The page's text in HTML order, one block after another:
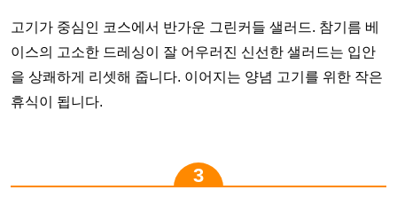
고기가 중심인 코스에서 반가운 그린커들 샐러드. 참기름 베
이스의 고소한 드레싱이 잘 어우러진 신선한 샐러드는 입안
을 상쾌하게 리셋해 줍니다. 이어지는 양념 고기를 위한 작은
휴식이 됩니다.